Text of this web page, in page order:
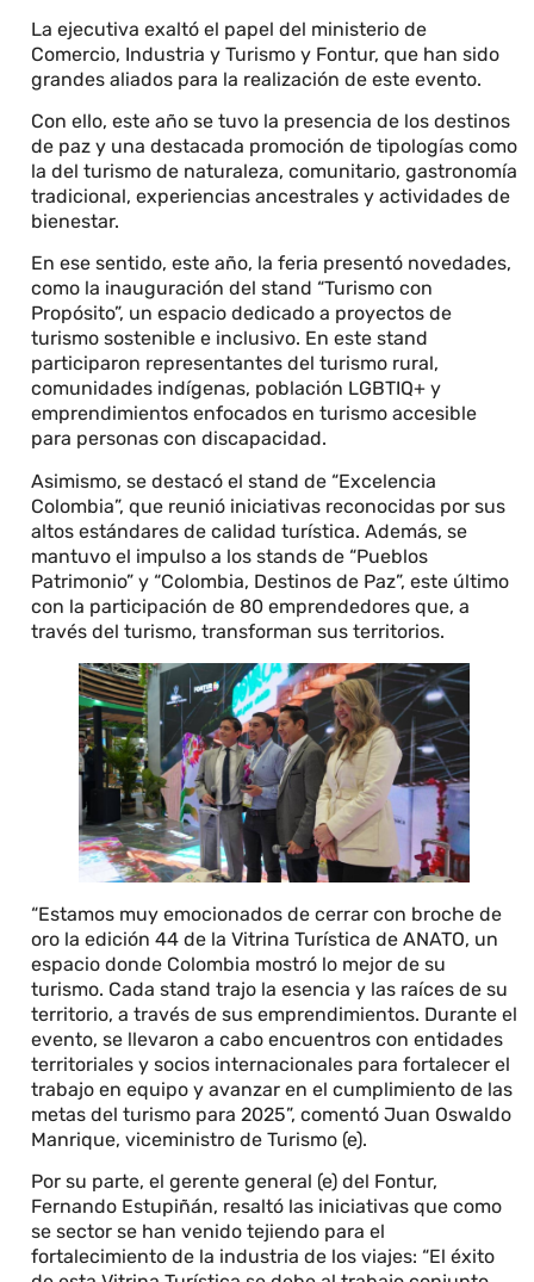
La ejecutiva exaltó el papel del ministerio de
Comercio, Industria y Turismo y Fontur, que han sido
grandes aliados para la realización de este evento.
Con ello, este año se tuvo la presencia de los destinos
de paz y una destacada promoción de tipologías como
la del turismo de naturaleza, comunitario, gastronomía
tradicional, experiencias ancestrales y actividades de
bienestar.
En ese sentido, este año, la feria presentó novedades,
como la inauguración del stand “Turismo con
Propósito”, un espacio dedicado a proyectos de
turismo sostenible e inclusivo. En este stand
participaron representantes del turismo rural,
comunidades indígenas, población LGBTIQ+ y
emprendimientos enfocados en turismo accesible
para personas con discapacidad.
Asimismo, se destacó el stand de “Excelencia
Colombia”, que reunió iniciativas reconocidas por sus
altos estándares de calidad turística. Además, se
mantuvo el impulso a los stands de “Pueblos
Patrimonio” y “Colombia, Destinos de Paz”, este último
con la participación de 80 emprendedores que, a
través del turismo, transforman sus territorios.
“Estamos muy emocionados de cerrar con broche de
oro la edición 44 de la Vitrina Turística de ANATO, un
espacio donde Colombia mostró lo mejor de su
turismo. Cada stand trajo la esencia y las raíces de su
territorio, a través de sus emprendimientos. Durante el
evento, se llevaron a cabo encuentros con entidades
territoriales y socios internacionales para fortalecer el
trabajo en equipo y avanzar en el cumplimiento de las
metas del turismo para 2025”, comentó Juan Oswaldo
Manrique, viceministro de Turismo (e).
Por su parte, el gerente general (e) del Fontur,
Fernando Estupiñán, resaltó las iniciativas que como
se sector se han venido tejiendo para el
fortalecimiento de la industria de los viajes: “El éxito